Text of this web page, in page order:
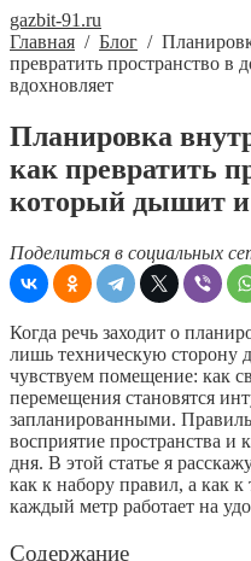
gazbit-91.ru
Главная / Блог /
превратить пространство
вдохновляет
Планировка
как превратить
который дышит и
Поделиться в социальных
Когда речь заходит о
лишь техническую сторону
чувствуем помещение: как
перемещения становятся
запланированными.
восприятие пространства и
дня. В этой статье я
как к набору правил, а как к
каждый метр работает на
Содержание